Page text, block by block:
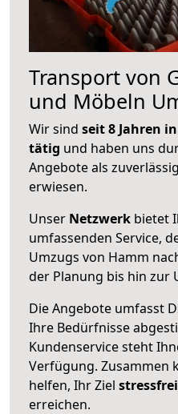
Transport von
und Möbeln
Wir sind seit 8 Jahren
tätig und haben uns
Angebote als
erwiesen.
Unser Netzwerk bietet
umfassenden Service,
Umzugs von Hamm
der Planung bis hin zur
Die Angebote umfasst
Ihre Bedürfnisse
Kundenservice steht
Verfügung. Zusammen
helfen, Ihr Ziel
erreichen.